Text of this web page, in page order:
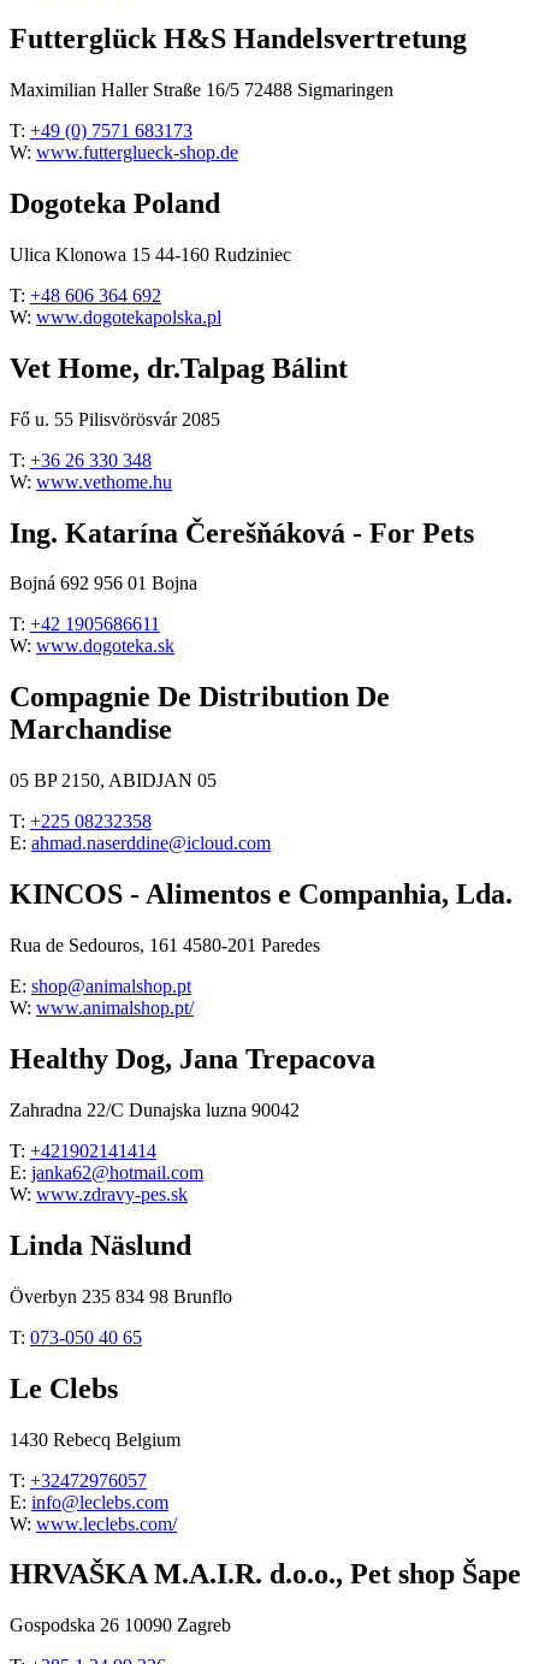
Futterglück H&S Handelsvertretung
Maximilian Haller Straße 16/5 72488 Sigmaringen
T: +49 (0) 7571 683173
W: www.futterglueck-shop.de
Dogoteka Poland
Ulica Klonowa 15 44-160 Rudziniec
T: +48 606 364 692
W: www.dogotekapolska.pl
Vet Home, dr.Talpag Bálint
Fő u. 55 Pilisvörösvár 2085
T: +36 26 330 348
W: www.vethome.hu
Ing. Katarína Čerešňáková - For Pets
Bojná 692 956 01 Bojna
T: +42 1905686611
W: www.dogoteka.sk
Compagnie De Distribution De
Marchandise
05 BP 2150, ABIDJAN 05
T: +225 08232358
E: ahmad.naserddine@icloud.com
KINCOS - Alimentos e Companhia, Lda.
Rua de Sedouros, 161 4580-201 Paredes
E: shop@animalshop.pt
W: www.animalshop.pt/
Healthy Dog, Jana Trepacova
Zahradna 22/C Dunajska luzna 90042
T: +421902141414
E: janka62@hotmail.com
W: www.zdravy-pes.sk
Linda Näslund
Överbyn 235 834 98 Brunflo
T: 073-050 40 65
Le Clebs
1430 Rebecq Belgium
T: +32472976057
E: info@leclebs.com
W: www.leclebs.com/
HRVAŠKA M.A.I.R. d.o.o., Pet shop Šape
Gospodska 26 10090 Zagreb